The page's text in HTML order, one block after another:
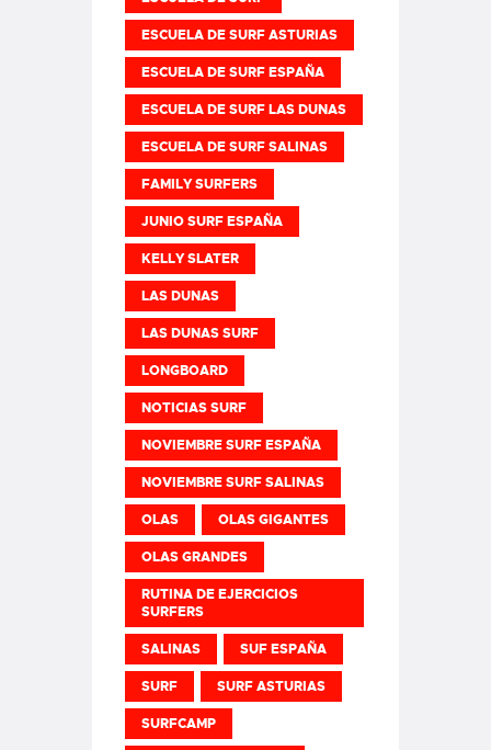
ESCUELA DE SURF ASTURIAS
ESCUELA DE SURF ESPAÑA
ESCUELA DE SURF LAS DUNAS
ESCUELA DE SURF SALINAS
FAMILY SURFERS
JUNIO SURF ESPAÑA
KELLY SLATER
LAS DUNAS
LAS DUNAS SURF
LONGBOARD
NOTICIAS SURF
NOVIEMBRE SURF ESPAÑA
NOVIEMBRE SURF SALINAS
OLAS OLAS GIGANTES
OLAS GRANDES
RUTINA DE EJERCICIOS
SURFERS
SALINAS SUF ESPAÑA
SURF SURF ASTURIAS
SURFCAMP